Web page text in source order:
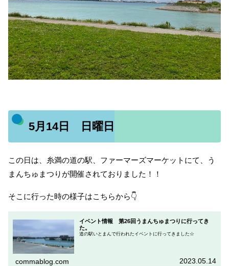
5月14日 日曜日
この日は、糸満の道の駅、ファーマーズマーケットにて、う
まんちゅまつりが開催されておりました！！
そこに行った時の様子はこちらから👇
イベント情報 第26回うまんちゅまつりに行ってき
た。
道の駅いとまんで行われたイベントに行ってきました☆
commablog.com 2023.05.14